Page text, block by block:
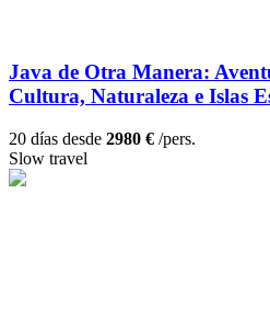
Java de Otra Manera:
Cultura, Naturaleza e Islas
20 días desde 2980 € /pers.
Slow travel